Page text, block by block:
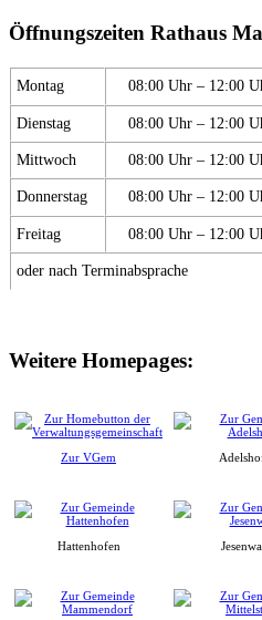
Öffnungszeiten Rathaus
Montag 08:00 Uhr – 12:00
Dienstag 08:00 Uhr – 12:00
Mittwoch 08:00 Uhr – 12:00
Donnerstag 08:00 Uhr – 12:00
Freitag 08:00 Uhr – 12:00
oder nach Terminabsprache
Weitere Homepages:
Zur VGem
Hattenhofen